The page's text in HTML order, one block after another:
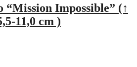
“Mission Impossible” (↑
11,0 cm )